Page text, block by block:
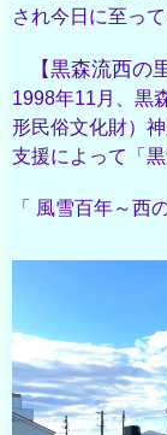
され今日に至って
【黒森流西の
1998年11月、黒
形民俗文化財）
支援によって「
「 風雪百年～西